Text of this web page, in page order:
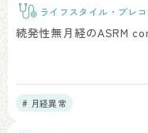
ライフスタイル・プレ
ア
続発性無月経のASRM
# 月経異常